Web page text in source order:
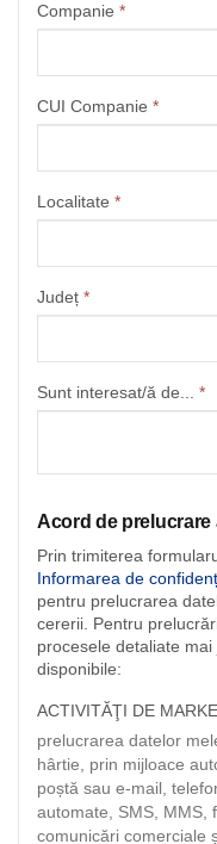
Companie *
CUI Companie *
Localitate *
Județ *
Sunt interesat/ă de... *
Acord de prelucrare
Prin trimiterea
Informarea de
pentru prelucrarea
cererii. Pentru
procesele detaliate
disponibile:
ACTIVITĂŢI DE
prelucrarea datelor
hârtie, prin mijloace
poștă sau e-mail,
automate, SMS, MMS,
comunicări comerciale